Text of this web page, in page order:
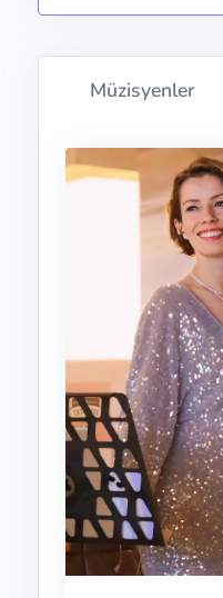
Müzisyenler